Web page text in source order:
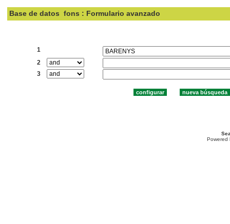
Base de datos fons : Formulario avanzado
1
2
3